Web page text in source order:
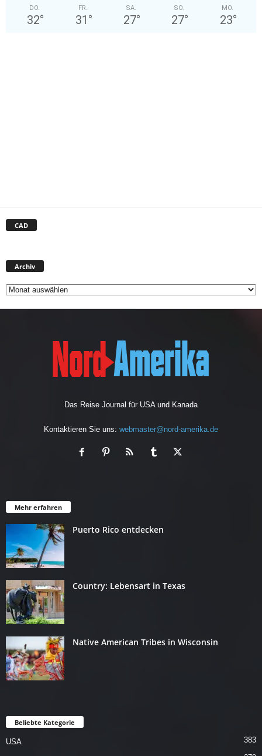
DO.
32°
FR.
31 °
SA.
27°
SO.
27°
MO.
23°
CAD
Archiv
Das Reise Journal für USA und Kanada
Kontaktieren Sie uns: webmaster@nord-amerika.de
Mehr erfahren
Puerto Rico entdecken
Country: Lebensart in Texas
Native American Tribes in Wisconsin
Beliebte Kategorie
USA 383